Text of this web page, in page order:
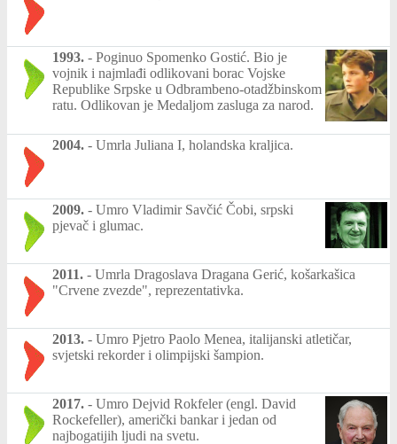
1993. - Poginuo Spomenko Gostić. Bio je
vojnik i najmlađi odlikovani borac Vojske
Republike Srpske u Odbrambeno-otadžbinskom
ratu. Odlikovan je Medaljom zasluga za narod.
2004. - Umrla Juliana I, holandska kraljica.
2009. - Umro Vladimir Savčić Čobi, srpski
pjevač i glumac.
2011. - Umrla Dragoslava Dragana Gerić, košarkašica
"Crvene zvezde", reprezentativka.
2013. - Umro Pjetro Paolo Menea, italijanski atletičar,
svjetski rekorder i olimpijski šampion.
2017. - Umro Dejvid Rokfeler (engl. David
Rockefeller), američki bankar i jedan od
najbogatijih ljudi na svetu.